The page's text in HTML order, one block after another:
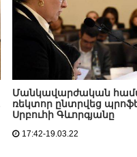
Մանկավարժական
ռեկտոր ընտրվեց
Սրբուհի Գևորգյանը
17:42-19.03.22